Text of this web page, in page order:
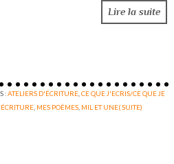
Lire la suite
:ATELIERS D'ÉCRITURE ,CE QUE J'ECRIS/CE QUE JE
MES POÈMES MIL ET UNE( SUITE)